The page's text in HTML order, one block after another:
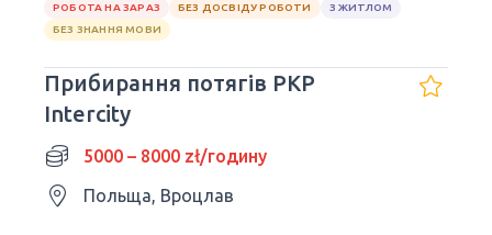
РОБОТА НА ЗАРАЗ
БЕЗ ДОСВІДУ РОБОТИ
З ЖИТЛОМ
БЕЗ ЗНАННЯ МОВИ
Прибирання потягів PKP
Intercity
5000 – 8000 zł/годину
Польща, Вроцлав